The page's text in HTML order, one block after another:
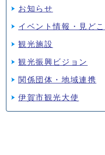
お知らせ
イベント情報・見どこ
観光施設
観光振興ビジョン
関係団体・地域連携
伊賀市観光大使